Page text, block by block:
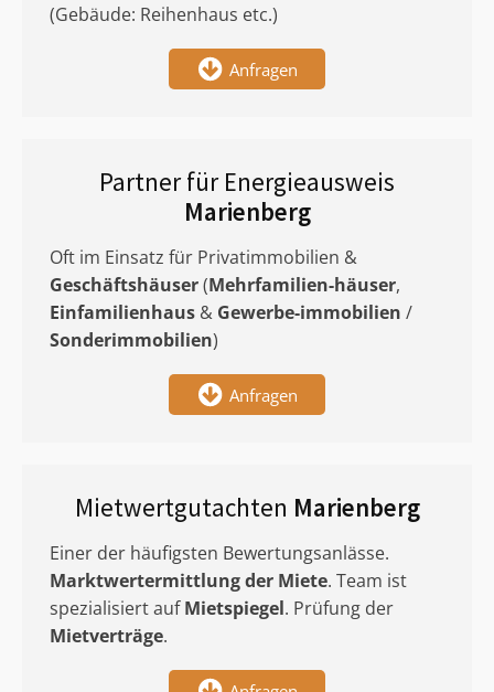
(Gebäude: Reihenhaus etc.)
Anfragen
Partner für Energieausweis
Marienberg
Oft im Einsatz für Privatimmobilien &
Geschäftshäuser(Mehrfamilien-häuser,
Einfamilienhaus & Gewerbe-immobilien /
Sonderimmobilien)
Anfragen
Mietwertgutachten Marienberg
Einer der häufigsten Bewertungsanlässe.
Marktwertermittlungder Miete. Team ist
spezialisiert aufMietspiegel. Prüfung der
Mietverträge.